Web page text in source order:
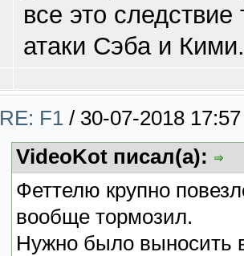
все это
атаки Сэба и Кими.
RE: F1 / 30-07-2018 17:57
VideoKot писал(а):
Феттелю крупно
вообще тормозил.
Нужно было выносить